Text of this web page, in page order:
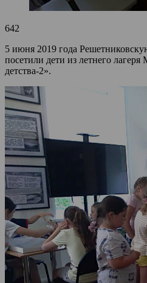
642
5 июня 2019 года
посетили дети из летнего
детства-2».